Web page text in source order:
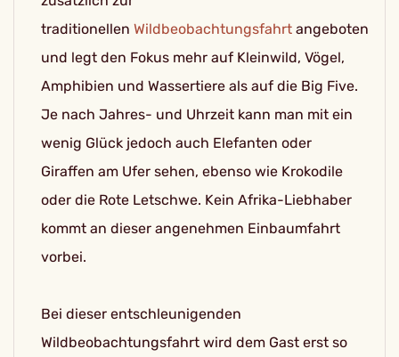
traditionellen Wildbeobachtungsfahrt angeboten
und legt den Fokus mehr auf Kleinwild, Vögel,
Amphibien und Wassertiere als auf die Big Five.
Je nach Jahres- und Uhrzeit kann man mit ein
wenig Glück jedoch auch Elefanten oder
Giraffen am Ufer sehen, ebenso wie Krokodile
oder die Rote Letschwe. Kein Afrika-Liebhaber
kommt an dieser angenehmen Einbaumfahrt
vorbei.
Bei dieser entschleunigenden
Wildbeobachtungsfahrt wird dem Gast erst so